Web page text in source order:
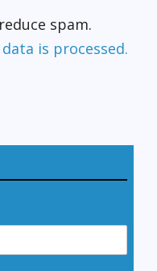
spam.
is processed.